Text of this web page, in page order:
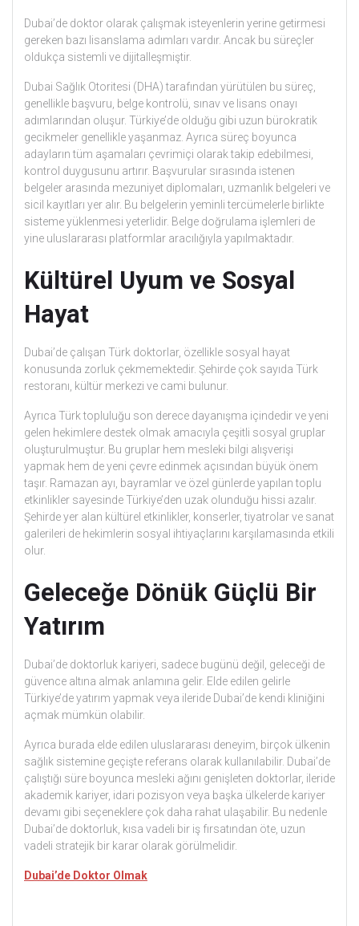
Dubai’de doktor olarak çalışmak isteyenlerin yerine getirmesi
gereken bazı lisanslama adımları vardır. Ancak bu süreçler
oldukça sistemli ve dijitalleşmiştir.
Dubai Sağlık Otoritesi (DHA) tarafından yürütülen bu süreç,
genellikle başvuru, belge kontrolü, sınav ve lisans onayı
adımlarından oluşur. Türkiye’de olduğu gibi uzun bürokratik
gecikmeler genellikle yaşanmaz. Ayrıca süreç boyunca
adayların tüm aşamaları çevrimiçi olarak takip edebilmesi,
kontrol duygusunu artırır. Başvurular sırasında istenen
belgeler arasında mezuniyet diplomaları, uzmanlık belgeleri ve
sicil kayıtları yer alır. Bu belgelerin yeminli tercümelerle birlikte
sisteme yüklenmesi yeterlidir. Belge doğrulama işlemleri de
yine uluslararası platformlar aracılığıyla yapılmaktadır.
Kültürel Uyum ve Sosyal
Hayat
Dubai’de çalışan Türk doktorlar, özellikle sosyal hayat
konusunda zorluk çekmemektedir. Şehirde çok sayıda Türk
restoranı, kültür merkezi ve cami bulunur.
Ayrıca Türk topluluğu son derece dayanışma içindedir ve yeni
gelen hekimlere destek olmak amacıyla çeşitli sosyal gruplar
oluşturulmuştur. Bu gruplar hem mesleki bilgi alışverişi
yapmak hem de yeni çevre edinmek açısından büyük önem
taşır. Ramazan ayı, bayramlar ve özel günlerde yapılan toplu
etkinlikler sayesinde Türkiye’den uzak olunduğu hissi azalır.
Şehirde yer alan kültürel etkinlikler, konserler, tiyatrolar ve sanat
galerileri de hekimlerin sosyal ihtiyaçlarını karşılamasında etkili
olur.
Geleceğe Dönük Güçlü Bir
Yatırım
Dubai’de doktorluk kariyeri, sadece bugünü değil, geleceği de
güvence altına almak anlamına gelir. Elde edilen gelirle
Türkiye’de yatırım yapmak veya ileride Dubai’de kendi kliniğini
açmak mümkün olabilir.
Ayrıca burada elde edilen uluslararası deneyim, birçok ülkenin
sağlık sistemine geçişte referans olarak kullanılabilir. Dubai’de
çalıştığı süre boyunca mesleki ağını genişleten doktorlar, ileride
akademik kariyer, idari pozisyon veya başka ülkelerde kariyer
devamı gibi seçeneklere çok daha rahat ulaşabilir. Bu nedenle
Dubai’de doktorluk, kısa vadeli bir iş fırsatından öte, uzun
vadeli stratejik bir karar olarak görülmelidir.
Dubai’de Doktor Olmak